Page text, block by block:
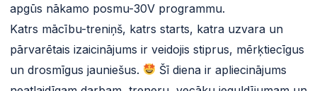
apgūs nākamo posmu-30V programmu.
Katrs mācību-treniņš, katrs starts, katra uzvara un
pārvarētais izaicinājums ir veidojis stiprus, mērķtiecīgus
un drosmīgus jauniešus.
Šī diena ir apliecinājums